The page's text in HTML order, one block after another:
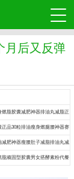
月后又反弹
脂胶囊减肥神器排油丸减脂正
品30粒排油瘦身燃腿腰神器赛
肥神器瘦腰肚子减脂排油丸减
顽固型胶囊男女搭酵素粉代餐